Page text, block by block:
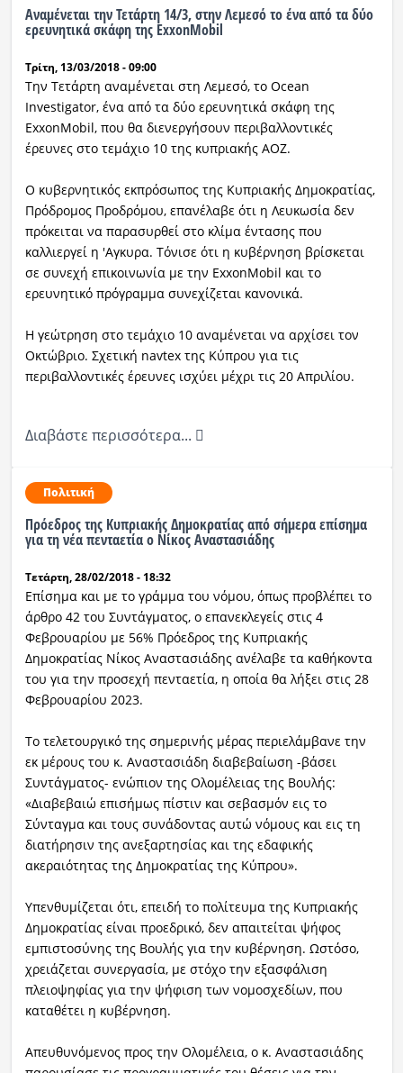
Αναμένεται την Τετάρτη 14/3, στην Λεμεσό το ένα από τα δύο
ερευνητικά σκάφη της ExxonMobil
Τρίτη, 13/03/2018 - 09:00
Την Τετάρτη αναμένεται στη Λεμεσό, το Ocean
Investigator, ένα από τα δύο ερευνητικά σκάφη της
ExxonMobil, που θα διενεργήσουν περιβαλλοντικές
έρευνες στο τεμάχιο 10 της κυπριακής ΑΟΖ.
Ο κυβερνητικός εκπρόσωπος της Κυπριακής Δημοκρατίας,
Πρόδρομος Προδρόμου, επανέλαβε ότι η Λευκωσία δεν
πρόκειται να παρασυρθεί στο κλίμα έντασης που
καλλιεργεί η 'Αγκυρα. Τόνισε ότι η κυβέρνηση βρίσκεται
σε συνεχή επικοινωνία με την ExxonMobil και το
ερευνητικό πρόγραμμα συνεχίζεται κανονικά.
Η γεώτρηση στο τεμάχιο 10 αναμένεται να αρχίσει τον
Οκτώβριο. Σχετική navtex της Κύπρου για τις
περιβαλλοντικές έρευνες ισχύει μέχρι τις 20 Απριλίου.
Διαβάστε περισσότερα...
Πολιτική
Πρόεδρος της Κυπριακής Δημοκρατίας από σήμερα επίσημα
για τη νέα πενταετία ο Νίκος Αναστασιάδης
Τετάρτη, 28/02/2018 - 18:32
Επίσημα και με το γράμμα του νόμου, όπως προβλέπει το
άρθρο 42 του Συντάγματος, ο επανεκλεγείς στις 4
Φεβρουαρίου με 56% Πρόεδρος της Κυπριακής
Δημοκρατίας Νίκος Αναστασιάδης ανέλαβε τα καθήκοντα
του για την προσεχή πενταετία, η οποία θα λήξει στις 28
Φεβρουαρίου 2023.
Το τελετουργικό της σημερινής μέρας περιελάμβανε την
εκ μέρους του κ. Αναστασιάδη διαβεβαίωση -βάσει
Συντάγματος- ενώπιον της Ολομέλειας της Βουλής:
«Διαβεβαιώ επισήμως πίστιν και σεβασμόν εις το
Σύνταγμα και τους συνάδοντας αυτώ νόμους και εις τη
διατήρησιν της ανεξαρτησίας και της εδαφικής
ακεραιότητας της Δημοκρατίας της Κύπρου».
Υπενθυμίζεται ότι, επειδή το πολίτευμα της Κυπριακής
Δημοκρατίας είναι προεδρικό, δεν απαιτείται ψήφος
εμπιστοσύνης της Βουλής για την κυβέρνηση. Ωστόσο,
χρειάζεται συνεργασία, με στόχο την εξασφάλιση
πλειοψηφίας για την ψήφιση των νομοσχεδίων, που
καταθέτει η κυβέρνηση.
Απευθυνόμενος προς την Ολομέλεια, ο κ. Αναστασιάδης